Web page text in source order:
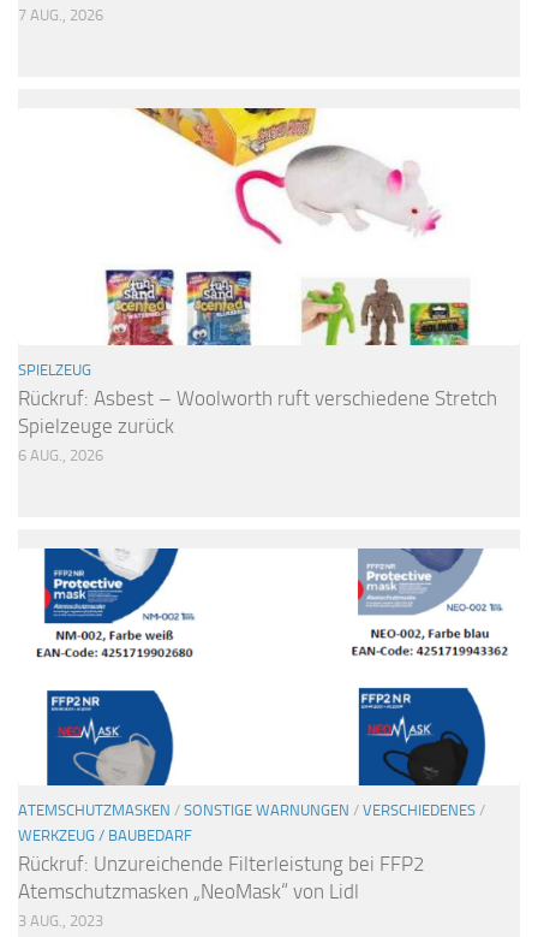
7 AUG., 2026
SPIELZEUG
Rückruf: Asbest – Woolworth ruft verschiedene Stretch
Spielzeuge zurück
6 AUG., 2026
ATEMSCHUTZMASKEN / SONSTIGE WARNUNGEN / VERSCHIEDENES /
WERKZEUG / BAUBEDARF
Rückruf: Unzureichende Filterleistung bei FFP2
Atemschutzmasken „NeoMask“ von Lidl
3 AUG., 2023